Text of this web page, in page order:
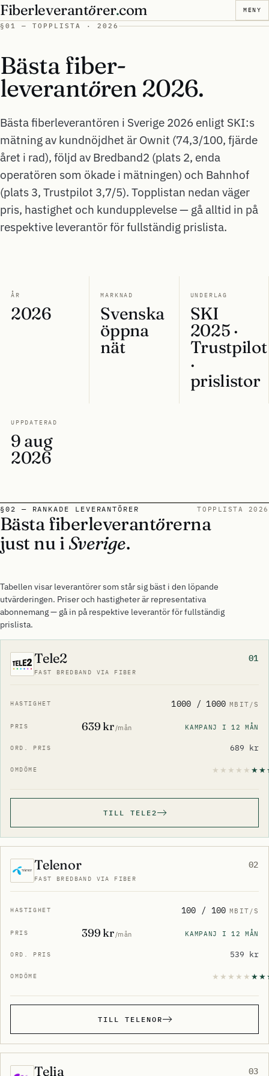
Fiberleverantörer.com MENY
§01 — TOPPLISTA · 2026
Bästa fiber-
leverantören 2026.
Bästa fiberleverantören i Sverige 2026 enligt SKI:s
mätning av kundnöjdhet är Ownit (74,3/100, fjärde
året i rad), följd av Bredband2 (plats 2, enda
operatören som ökade i mätningen) och Bahnhof
(plats 3, Trustpilot 3,7/5). Topplistan nedan väger
pris, hastighet och kundupplevelse — gå alltid in på
respektive leverantör för fullständig prislista.
ÅR
2026
MARKNAD
Svenska
öppna
nät
UNDERLAG
SKI
2025 ·
Trustpilot
·
prislistor
UPPDATERAD
9 aug
2026
§02 — RANKADE LEVERANTÖRER TOPPLISTA 2026
Bästa fiberleverantörerna
just nu i Sverige.
Tabellen visar leverantörer som står sig bäst i den löpande
utvärderingen. Priser och hastigheter är representativa
abonnemang — gå in på respektive leverantör för fullständig
prislista.
01
Tele2
FAST BREDBAND VIA FIBER
1000 / 1000 MBIT/S
639 kr /mån KAMPANJ I 12 MÅN
689 kr
TILL TELE2
02
Telenor
FAST BREDBAND VIA FIBER
100 / 100 MBIT/S
399 kr /mån KAMPANJ I 12 MÅN
539 kr
TILL TELENOR
03
Telia